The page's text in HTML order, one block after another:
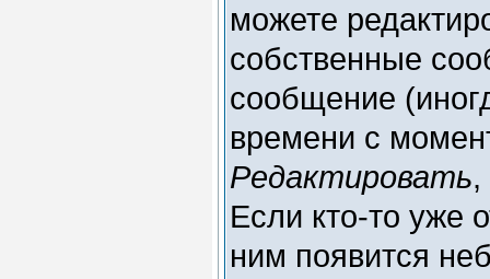
можете
собственные
сообщение
времени с
Редактировать
Если кто-то уже
ним появится